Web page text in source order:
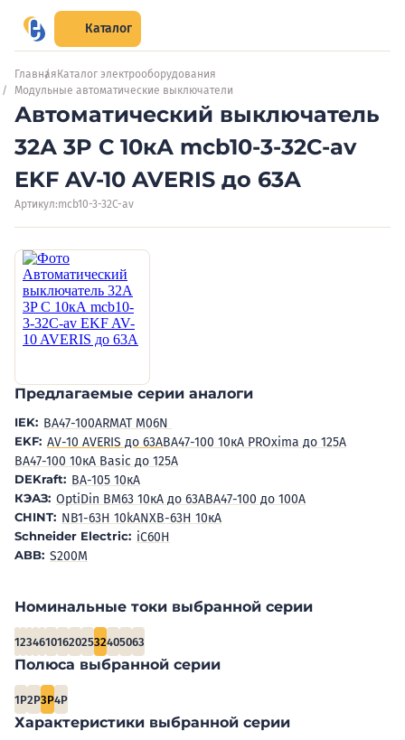
Каталог
Главная Каталог электрооборудования
Модульные автоматические выключатели
Автоматический выключатель
32А 3P C 10кА mcb10-3-32C-av
EKF AV-10 AVERIS до 63А
Артикул:mcb10-3-32C-av
Предлагаемые серии аналоги
IEK: BA47-100ARMAT M06N
EKF: AV-10 AVERIS до 63АВА47-100 10кА PROxima до 125А
ВА47-100 10кА Basic до 125А
DEKraft: ВА-105 10кА
КЭАЗ: OptiDin BM63 10кА до 63АВА47-100 до 100А
CHINT: NB1-63H 10kANXB-63H 10кА
Schneider Electric: iC60H
ABB: S200M
Номинальные токи выбранной серии
123461016202532405063
Полюса выбранной серии
1P2P3P4P
Характеристики выбранной серии